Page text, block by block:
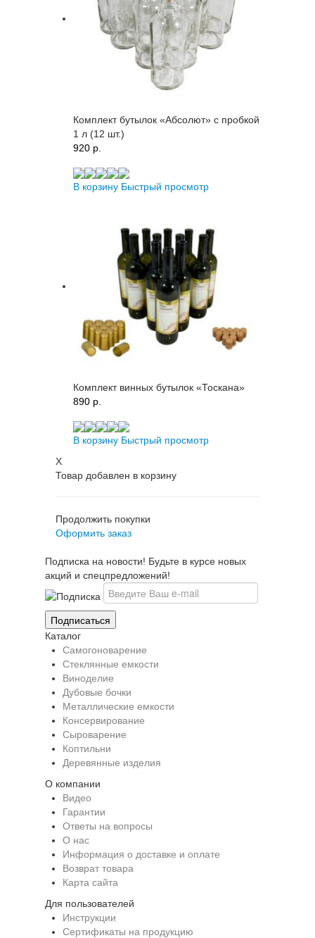
Комплект бутылок «Абсолют» с пробкой
1 л (12 шт.)
920 p.
В корзину Быстрый просмотр
Комплект винных бутылок «Тоскана»
890 p.
В корзину Быстрый просмотр
X
Товар добавлен в корзину
Продолжить покупки
Оформить заказ
Подписка на новости! Будьте в курсе новых
акций и спецпредложений!
Каталог
Самогоноварение
Стеклянные емкости
Виноделие
Дубовые бочки
Металлические емкости
Консервирование
Сыроварение
Коптильни
Деревянные изделия
О компании
Видео
Гарантии
Ответы на вопросы
О нас
Информация о доставке и оплате
Возврат товара
Карта сайта
Для пользователей
Инструкции
Сертификаты на продукцию